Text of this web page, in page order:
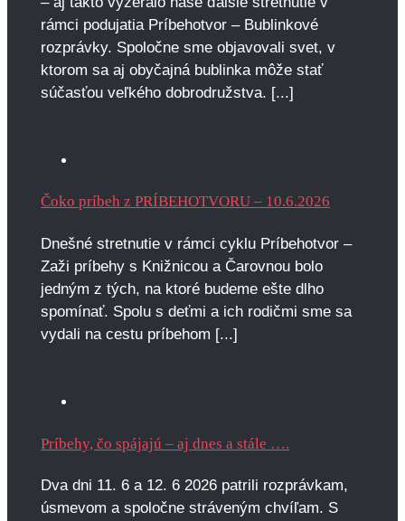
rámci podujatia Príbehotvor – Bublinkové
rozprávky. Spoločne sme objavovali svet, v
ktorom sa aj obyčajná bublinka môže stať
súčasťou veľkého dobrodružstva. [...]
Čoko príbeh z PRÍBEHOTVORU – 10.6.2026
Dnešné stretnutie v rámci cyklu Príbehotvor –
Zaži príbehy s Knižnicou a Čarovnou bolo
jedným z tých, na ktoré budeme ešte dlho
spomínať. Spolu s deťmi a ich rodičmi sme sa
vydali na cestu príbehom [...]
Príbehy, čo spájajú – aj dnes a stále ….
Dva dni 11. 6 a 12. 6 2026 patrili rozprávkam,
úsmevom a spoločne stráveným chvíľam. S